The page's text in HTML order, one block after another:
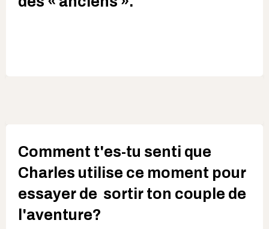
Comment t'es-tu senti que
Charles utilise ce moment pour
essayer de sortir ton couple de
l'aventure?